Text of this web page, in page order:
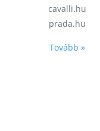
cavalli.hu
prada.hu
Tovább »